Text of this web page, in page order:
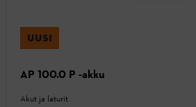
UUSI
AP 100.0 P -akku
Akut ja laturit